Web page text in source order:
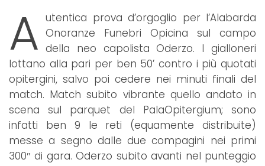
A utentica prova d’orgoglio per l’Alabarda
Onoranze Funebri Opicina sul campo
della neo capolista Oderzo. I gialloneri
lottano alla pari per ben 50’ contro i più quotati
opitergini, salvo poi cedere nei minuti finali del
match. Match subito vibrante quello andato in
scena sul parquet del PalaOpitergium; sono
infatti ben 9 le reti (equamente distribuite)
messe a segno dalle due compagini nei primi
300″ di gara. Oderzo subito avanti nel punteggio